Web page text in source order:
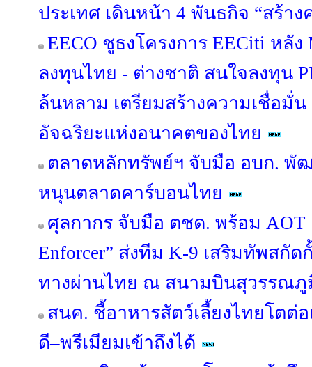
ประเทศ เดินหน้า 4 พันธกิจ “สร้าง
EECO ชูธงโครงการ EECiti หลัง
ลงทุนไทย - ต่างชาติ สนใจลงทุน
ล้นหลาม เตรียมสร้างความเชื่อมั่น
อัจฉริยะแห่งอนาคตของไทย
ตลาดหลักทรัพย์ฯ จับมือ อบก. พั
หนุนตลาดคาร์บอนไทย
ศุลกากร จับมือ ตชด. พร้อม AOT
Enforcer” ส่งทีม K-9 เสริมทัพสกั
ทางผ่านไทย ณ สนามบินสุวรรณภู
สนค. ชี้อาหารสัตว์เลี้ยงไทยโตต่
ดี–พรีเมียมเข้าถึงได้